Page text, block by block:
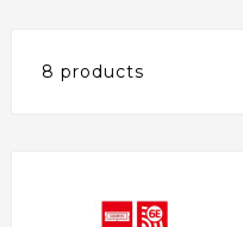
8 products